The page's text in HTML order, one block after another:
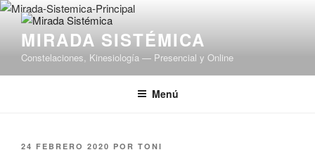
MIRADA SISTÉMICA
Constelaciones, Kinesiología — Presencial y Online
Menú
24 FEBRERO 2020 POR TONI